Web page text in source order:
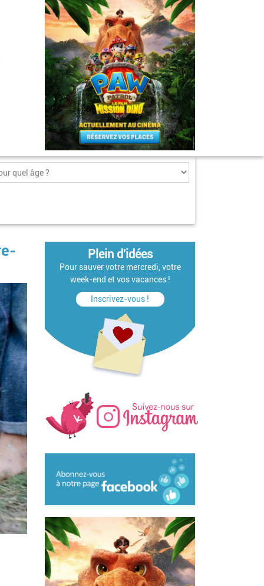
Plein d'idées
Pour sauver votre mercredi, votre
week-end et vos vacances !
Inscrivez-vous !